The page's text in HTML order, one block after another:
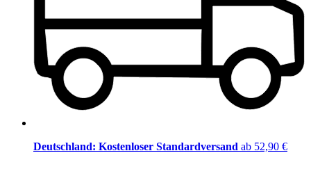
Deutschland: Kostenloser Standardversand ab 52,90 €